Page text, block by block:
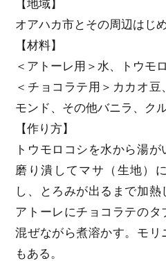
【地域】
オアハカ市とその周辺はじ
【材料】
＜アトーレ用＞水、トウモ
＜チョコラテ用＞カカオ
モンド、その他バニラ、ク
【作り方】
トウモロコシを水から湯
磨り潰してマサ（生地）
し、とろみが出るまで加熱
アトーレにチョコラテのタ
混ぜながら煮溶かす。モ
もある。